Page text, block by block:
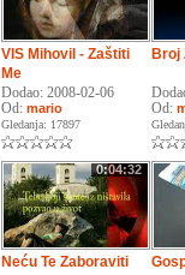
VIS Mihovil - Zaštiti
Me
Dodao: 2008-02-06
Od: mario
Gledanja: 17897
Broj
Od:
0:04:32
Neću Te Zaboraviti